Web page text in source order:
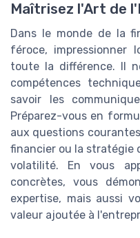
Maîtrisez l'Art de
Dans le monde de la
féroce,
toute la différence. Il
compétences
savoir les
Préparez-vous en
aux questions
financier ou la stratégie
volatilité. En vous
concrètes, vous
expertise, mais aussi
valeur ajoutée à